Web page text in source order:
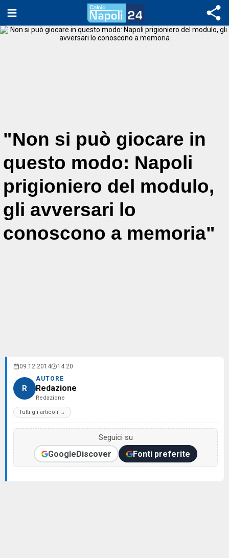
"Non si può giocare in
questo modo: Napoli
prigioniero del modulo,
gli avversari lo
conoscono a memoria"
09.12.2014 14:20
R
AUTORE
Redazione
Redazione
Tutti gli articoli →
Seguici su
GoogleDiscover Fonti preferite